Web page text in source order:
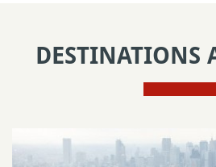
DESTINATIONS